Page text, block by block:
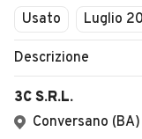
Usato Luglio
Descrizione
3C S.R.L.
Conversano (BA)